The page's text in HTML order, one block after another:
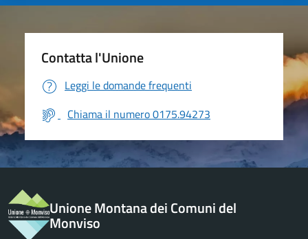
Contatta l'Unione
Leggi le domande frequenti
Chiama il numero 0175.94273
Unione Montana dei Comuni del
Monviso